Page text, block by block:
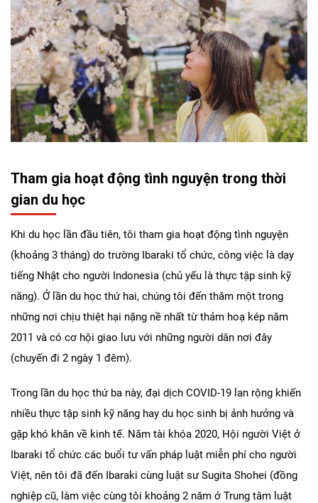
Tham gia hoạt động tình nguyện trong thời
gian du học
Khi du học lần đầu tiên, tôi tham gia hoạt động tình nguyện
(khoảng 3 tháng) do trường Ibaraki tổ chức, công việc là dạy
tiếng Nhật cho người Indonesia (chủ yếu là thực tập sinh kỹ
năng). Ở lần du học thứ hai, chúng tôi đến thăm một trong
những nơi chịu thiệt hại nặng nề nhất từ thảm hoạ kép năm
2011 và có cơ hội giao lưu với những người dân nơi đây
(chuyến đi 2 ngày 1 đêm).
Trong lần du học thứ ba này, đại dịch COVID-19 lan rộng khiến
nhiều thực tập sinh kỹ năng hay du học sinh bị ảnh hưởng và
gặp khó khăn về kinh tế. Năm tài khóa 2020, Hội người Việt ở
Ibaraki tổ chức các buổi tư vấn pháp luật miễn phí cho người
Việt, nên tôi đã đến Ibaraki cùng luật sư Sugita Shohei (đồng
nghiệp cũ, làm việc cùng tôi khoảng 2 năm ở Trung tâm luật